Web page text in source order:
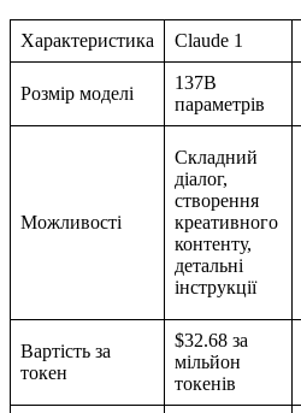
Характеристика Claude 1
Розмір моделі
137B
параметрів
Можливості
Складний
діалог,
створення
креативного
контенту,
детальні
інструкції
Вартість за
токен
$32.68 за
мільйон
токенів